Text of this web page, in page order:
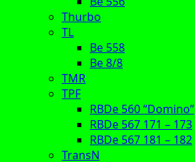
Thurbo
TL
Be 558
Be 8/8
TMR
TPF
RBDe 560 “Domino”
RBDe 567 171 – 173
RBDe 567 181 – 182
TransN